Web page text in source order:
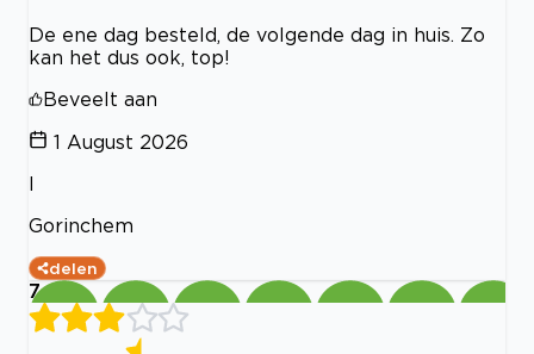
De ene dag besteld, de volgende dag in huis. Zo
kan het dus ook, top!
Beveelt aan
1 August 2026
Gorinchem
delen
7